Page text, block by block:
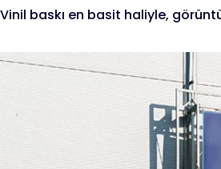
Vinil baskı en basit haliyle,